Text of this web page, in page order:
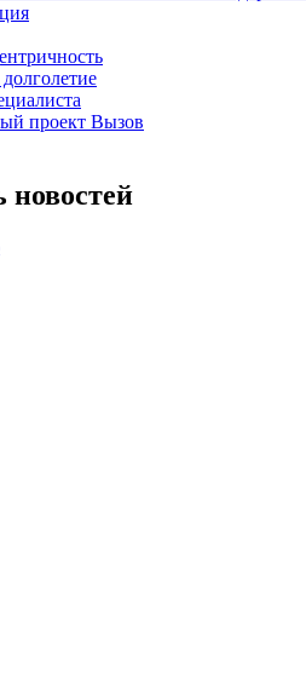
проект Вызов
новостей